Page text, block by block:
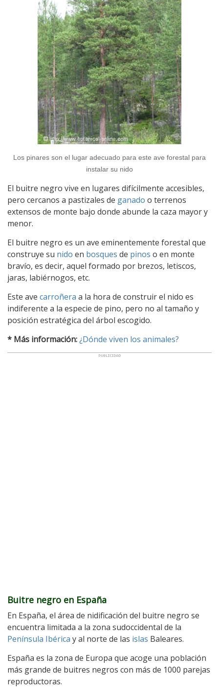
Los pinares son el lugar adecuado para este ave forestal para
instalar su nido
El buitre negro vive en lugares difícilmente accesibles,
pero cercanos a pastizales de ganado o terrenos
extensos de monte bajo donde abunde la caza mayor y
menor.
El buitre negro es un ave eminentemente forestal que
construye su nido en bosques de pinos o en monte
bravío, es decir, aquel formado por brezos, letiscos,
jaras, labiérnogos, etc.
Este ave carroñera a la hora de construir el nido es
indiferente a la especie de pino, pero no al tamaño y
posición estratégica del árbol escogido.
* Más información:¿Dónde viven los animales?
Buitre negro en España
En España, el área de nidificación del buitre negro se
encuentra limitada a la zona sudoccidental de la
Península Ibérica y al norte de las islas Baleares.
España es la zona de Europa que acoge una población
más grande de buitres negros con más de 1000 parejas
reproductoras.